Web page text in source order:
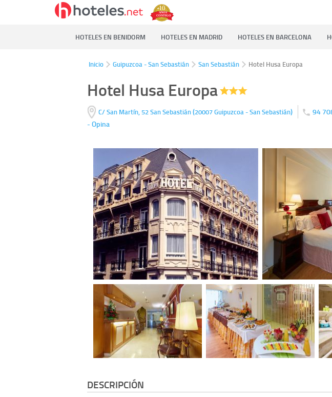
HOTELES EN BENIDORM HOTELES EN MADRID HOTELES EN BARCELONA
Inicio Guipuzcoa - San Sebastián San Sebastián Hotel Husa Europa
Hotel Husa Europa
C/ San Martín, 52San Sebastián(20007Guipuzcoa - San Sebastián) 94
-Opina
DESCRIPCIÓN